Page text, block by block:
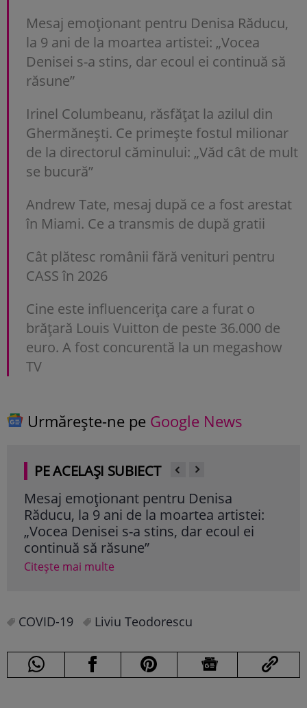
Mesaj emoționant pentru Denisa Răducu,
la 9 ani de la moartea artistei: „Vocea
Denisei s-a stins, dar ecoul ei continuă să
răsune”
Irinel Columbeanu, răsfățat la azilul din
Ghermănești. Ce primește fostul milionar
de la directorul căminului: „Văd cât de mult
se bucură”
Andrew Tate, mesaj după ce a fost arestat
în Miami. Ce a transmis de după gratii
Cât plătesc românii fără venituri pentru
CASS în 2026
Cine este influencerița care a furat o
brățară Louis Vuitton de peste 36.000 de
euro. A fost concurentă la un megashow
TV
Urmărește-ne pe Google News
PE ACELAȘI SUBIECT
Mesaj emoționant pentru Denisa
Răducu, la 9 ani de la moartea artistei:
„Vocea Denisei s-a stins, dar ecoul ei
continuă să răsune”
Citește mai multe
COVID-19 Liviu Teodorescu